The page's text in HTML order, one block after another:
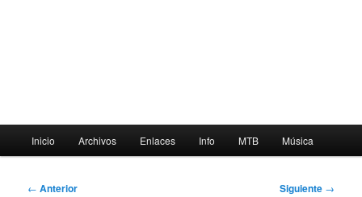
principal
Inicio Archivos Enlaces Info MTB Música
Navegación
← Anterior Siguiente →